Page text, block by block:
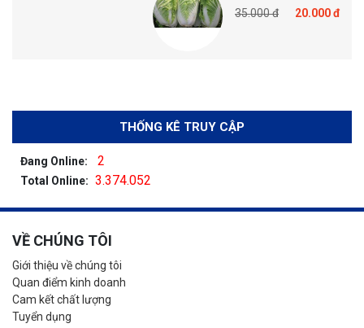
35.000 đ 20.000 đ
THỐNG KÊ TRUY CẬP
Đang Online: 2
Total Online: 3.374.052
VỀ CHÚNG TÔI
Giới thiệu về chúng tôi
Quan điểm kinh doanh
Cam kết chất lượng
Tuyển dụng